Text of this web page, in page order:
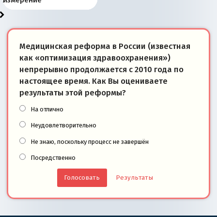
Медицинская реформа в России (известная
как «оптимизация здравоохранения»)
непрерывно продолжается с 2010 года по
настоящее время. Как Вы оцениваете
результаты этой реформы?
На отлично
Неудовлетворительно
Не знаю, поскольку процесс не завершён
Посредственно
Результаты